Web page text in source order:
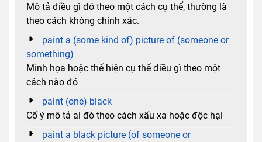
Mô tả điều gì đó theo một cách cụ thể, thường là
theo cách không chính xác.
paint a (some kind of) picture of (someone or
something)
Minh họa hoặc thể hiện cụ thể điều gì theo một
cách nào đó
paint (one) black
Cố ý mô tả ai đó theo cách xấu xa hoặc độc hại
paint a black picture (of someone or